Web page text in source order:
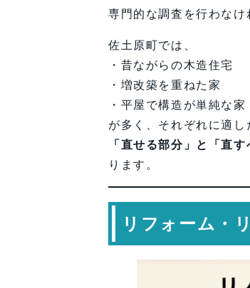
専門的な調査を行わなけ
佐土原町では、
・昔ながらの木造住宅
・増改築を重ねた家
・平屋で構造が単純な家
が多く、それぞれに適し
「直せる部分」と「直
ります。
リフォーム・